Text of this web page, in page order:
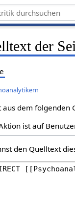
der
aus dem folgenden
ist auf
den Quelltext